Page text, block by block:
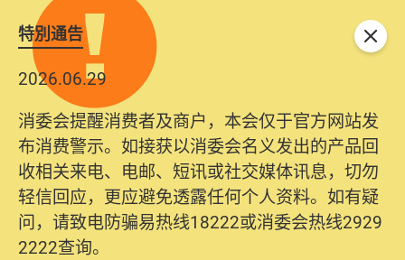
特別通告
2026.06.29
消委会提醒消费者及商户，本会仅于官方网站发
布消费警示。如接获以消委会名义发出的产品回
收相关来电、电邮、短讯或社交媒体讯息，切勿
轻信回应，更应避免透露任何个人资料。如有疑
问，请致电防骗易热线18222或消委会热线2929
2222查询。
2025.10.31
为提升使用者体验及网络安全，本会的投诉处理
系统已经进行升级及推出新功能。由2025年11月
10日起，消费者需要提供基本联络资料（包括姓
名、电邮及电话）注册帐户，才可提交投诉、查
询及建议。所有提交纪录将清晰整合于帐户中，
方便日后作出跟进。
关闭